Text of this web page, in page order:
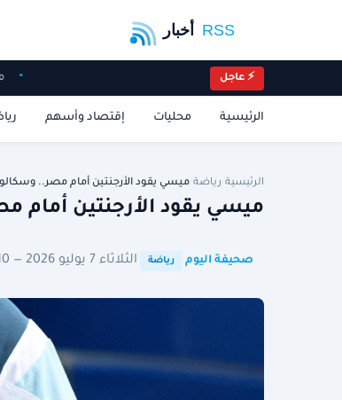
⚡ عاجل
الرئيسية محليات إقتصاد وأسهم
الرئيسية رياضة ميسي يقود الأرجنتين أمام مصر..
ميسي يقود الأرجنتين أمام
صحيفة اليوم رياضة الثلاثاء 7 يوليو 2026 — 21:10 توقيت الرياض